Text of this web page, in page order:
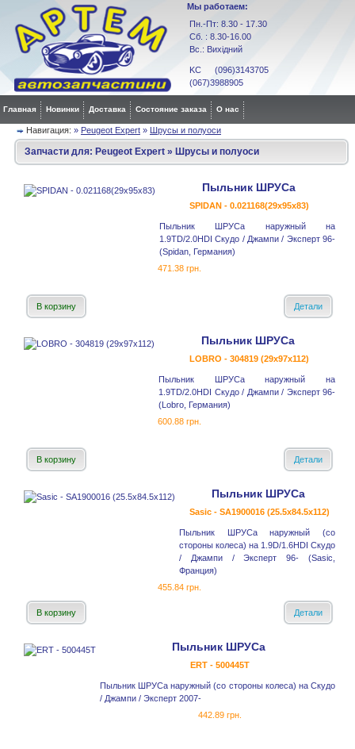
Мы работаем:
Пн.-Пт: 8.30 - 17.30
Сб. : 8.30-16.00
Вс.: Вихідний
KC (096)3143705
(067)3988905
Главная Новинки Доставка Состояние заказа О нас
Навигация: » Peugeot Expert » Шрусы и полуоси
Запчасти для: Peugeot Expert » Шрусы и полуоси
Пыльник ШРУСа
SPIDAN - 0.021168(29x95x83)
Пыльник ШРУСа наружный на
1.9TD/2.0HDI Скудо / Джампи / Эксперт 96-
(Spidan, Германия)
471.38 грн.
В корзину Детали
Пыльник ШРУСа
LOBRO - 304819 (29x97x112)
Пыльник ШРУСа наружный на
1.9TD/2.0HDI Скудо / Джампи / Эксперт 96-
(Lobro, Германия)
600.88 грн.
В корзину Детали
Пыльник ШРУСа
Sasic - SA1900016 (25.5x84.5x112)
Пыльник ШРУСа наружный (со
стороны колеса) на 1.9D/1.6HDI Скудо
/ Джампи / Эксперт 96- (Sasic,
Франция)
455.84 грн.
В корзину Детали
Пыльник ШРУСа
ERT - 500445T
Пыльник ШРУСа наружный (со стороны колеса) на Скудо
/ Джампи / Эксперт 2007-
442.89 грн.